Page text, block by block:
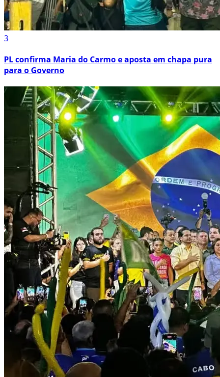
3
PL confirma Maria do Carmo e aposta em chapa pura
para o Governo